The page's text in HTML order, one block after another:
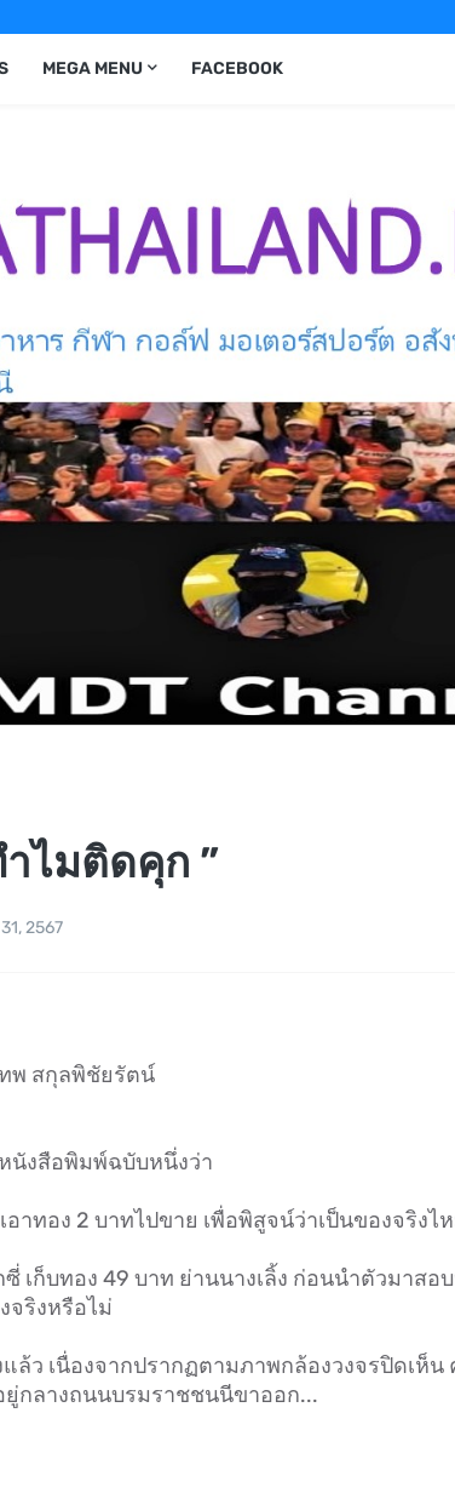
MEGA MENU FACEBOOK
ำไมติดคุก ”
2567
พ สกุลพิชัยรัตน์
นังสือพิมพ์ฉบับหนึ่งว่า
าทอง 2 บาทไปขาย เพื่อพิสูจน์ว่าเป็นของจริงไ
เก็บทอง 49 บาท ย่านนางเลิ้ง ก่อนนำตัวมาสอ
จริงหรือไม่
ล้ว เนื่องจากปรากฏตามภาพกล้องวงจรปิดเห็น
กลางถนนบรมราชชนนีขาออก...